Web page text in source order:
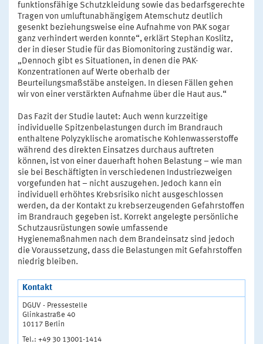
funktionsfähige Schutzkleidung sowie das bedarfsgerechte
Tragen von umluftunabhängigem Atemschutz deutlich
gesenkt beziehungsweise eine Aufnahme von PAK sogar
ganz verhindert werden konnte“, erklärt Stephan Koslitz,
der in dieser Studie für das Biomonitoring zuständig war.
„Dennoch gibt es Situationen, in denen die PAK-
Konzentrationen auf Werte oberhalb der
Beurteilungsmaßstäbe ansteigen. In diesen Fällen gehen
wir von einer verstärkten Aufnahme über die Haut aus.“
Das Fazit der Studie lautet: Auch wenn kurzzeitige
individuelle Spitzenbelastungen durch im Brandrauch
enthaltene Polyzyklische aromatische Kohlenwasserstoffe
während des direkten Einsatzes durchaus auftreten
können, ist von einer dauerhaft hohen Belastung – wie man
sie bei Beschäftigten in verschiedenen Industriezweigen
vorgefunden hat – nicht auszugehen. Jedoch kann ein
individuell erhöhtes Krebsrisiko nicht ausgeschlossen
werden, da der Kontakt zu krebserzeugenden Gefahrstoffen
im Brandrauch gegeben ist. Korrekt angelegte persönliche
Schutzausrüstungen sowie umfassende
Hygienemaßnahmen nach dem Brandeinsatz sind jedoch
die Voraussetzung, dass die Belastungen mit Gefahrstoffen
niedrig bleiben.
Kontakt
DGUV - Pressestelle
Glinkastraße 40
10117 Berlin
Tel.: +49 30 13001-1414